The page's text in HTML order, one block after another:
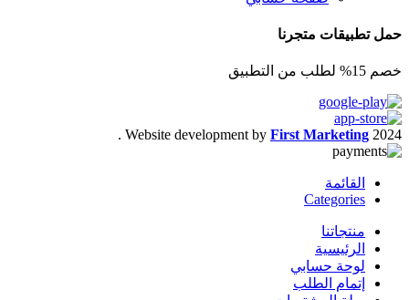
حمل تطبيقات متجرنا
خصم 15% لطلب من التطبيق
Website development by First Marketing 2024
.
القائمة
Categories
منتجاتنا
الرئيسية
لوحة حسابي
إتمام الطلب